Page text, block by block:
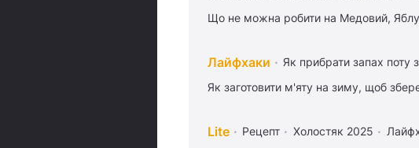
Що не можна робити на Медовий,
Лайфхаки Як прибрати запах поту
Як заготовити м'яту на зиму, щоб
Lite Рецепт Холостяк 2025